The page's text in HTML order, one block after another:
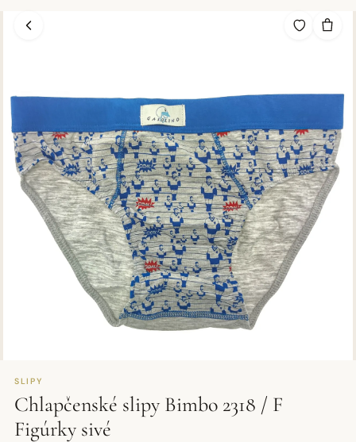
SLIPY
Chlapčenské slipy Bimbo 2318 / F
Figúrky sivé